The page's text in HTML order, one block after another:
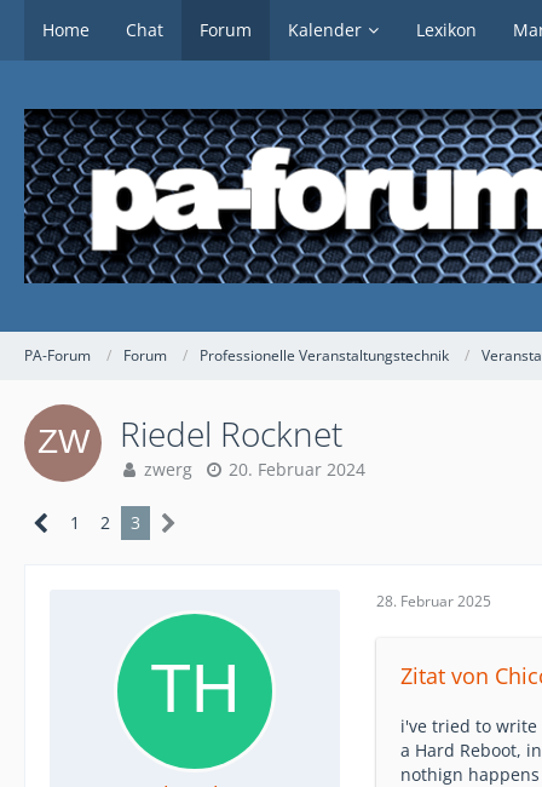
Home Chat Forum Kalender Lexikon
PA-Forum Forum Professionelle Veranstaltungstechnik
Riedel Rocknet
zwerg 20. Februar 2024
1 2 3
28. Februar 2025
Zitat von
i've tried to write
a Hard Reboot,
nothign happens